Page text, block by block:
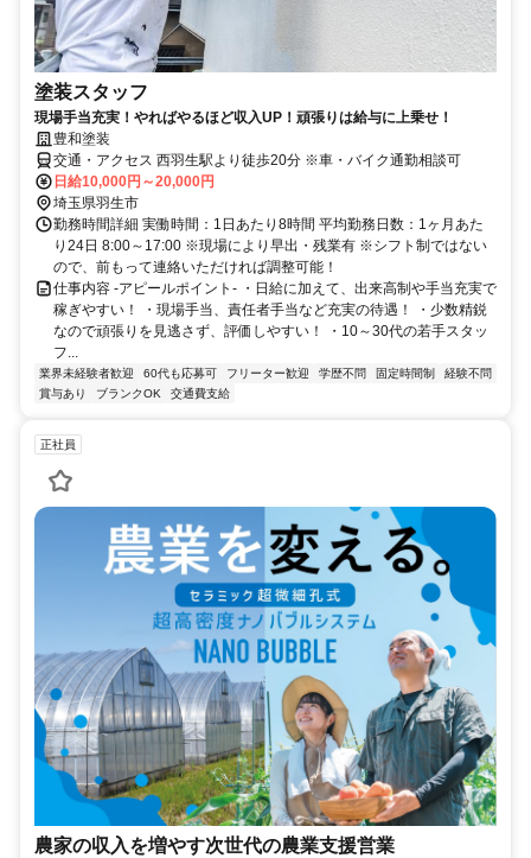
塗装スタッフ
現場手当充実！やればやるほど収入UP！頑張りは給与に上乗せ！
豊和塗装
交通・アクセス 西羽生駅より徒歩20分 ※車・バイク通勤相談可
日給10,000円～20,000円
埼玉県羽生市
勤務時間詳細 実働時間：1日あたり8時間 平均勤務日数：1ヶ月あた
り24日 8:00～17:00 ※現場により早出・残業有 ※シフト制ではない
ので、前もって連絡いただければ調整可能！
仕事内容 -アピールポイント- ・日給に加えて、出来高制や手当充実で
稼ぎやすい！ ・現場手当、責任者手当など充実の待遇！ ・少数精鋭
なので頑張りを見逃さず、評価しやすい！ ・10～30代の若手スタッ
フ...
業界未経験者歓迎 60代も応募可 フリーター歓迎 学歴不問 固定時間制
経験不問
賞与あり
ブランクOK 交通費支給
正社員
農家の収入を増やす次世代の農業支援営業